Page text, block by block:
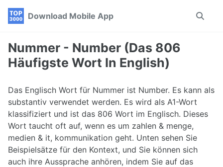
Skip
navigation
Skip
Skip
Download Mobile App
Toggle
Nummer - Number (Das 806
Häufigste Wort In English)
Das Englisch Wort für Nummer ist Number. Es kann als
substantiv verwendet werden. Es wird als A1-Wort
klassifiziert und ist das 806 Wort im Englisch. Dieses
Wort taucht oft auf, wenn es um zahlen & menge,
medien & it, kommunikation geht. Unten sehen Sie
Beispielsätze für den Kontext, und Sie können sich
auch ihre Aussprache anhören, indem Sie auf das